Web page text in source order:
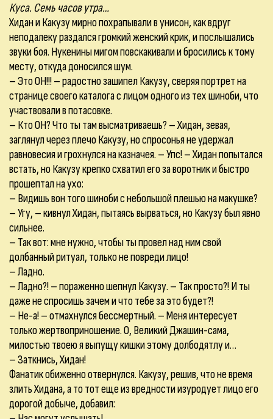
Куса. Семь часов утра…
Хидан и Какузу мирно похрапывали в унисон, как вдруг
неподалеку раздался громкий женский крик, и послышались
звуки боя. Нукенины мигом повскакивали и бросились к тому
месту, откуда доносился шум.
– Это ОН!!! – радостно зашипел Какузу, сверяя портрет на
странице своего каталога с лицом одного из тех шиноби, что
участвовали в потасовке.
– Кто ОН? Что ты там высматриваешь? – Хидан, зевая,
заглянул через плечо Какузу, но спросонья не удержал
равновесия и грохнулся на казначея. – Упс! – Хидан попытался
встать, но Какузу крепко схватил его за воротник и быстро
прошептал на ухо:
– Видишь вон того шиноби с небольшой плешью на макушке?
– Угу, – кивнул Хидан, пытаясь вырваться, но Какузу был явно
сильнее.
– Так вот: мне нужно, чтобы ты провел над ним свой
долбанный ритуал, только не повреди лицо!
– Ладно.
– Ладно?! – пораженно шепнул Какузу. – Так просто?! И ты
даже не спросишь зачем и что тебе за это будет?!
– Не-а! – отмахнулся бессмертный. – Меня интересует
только жертвоприношение. О, Великий Джашин-сама,
милостью твоею я выпущу кишки этому долбодятлу и…
– Заткнись, Хидан!
Фанатик обиженно отвернулся. Какузу, решив, что не время
злить Хидана, а то тот еще из вредности изуродует лицо его
дорогой добыче, добавил: